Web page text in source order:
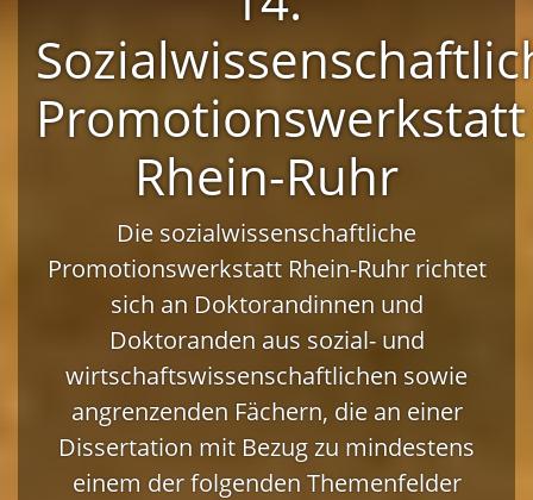
Promotionswerkstatt
Rhein-Ruhr
Die sozialwissenschaftliche
Promotionswerkstatt Rhein-Ruhr richtet
sich an Doktorandinnen und
Doktoranden aus sozial- und
wirtschaftswissenschaftlichen sowie
angrenzenden Fächern, die an einer
Dissertation mit Bezug zu mindestens
einem der folgenden Themenfelder